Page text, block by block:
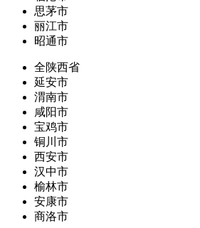
思茅市
丽江市
昭通市
全陕西省
延安市
渭南市
咸阳市
宝鸡市
铜川市
西安市
汉中市
榆林市
安康市
商洛市